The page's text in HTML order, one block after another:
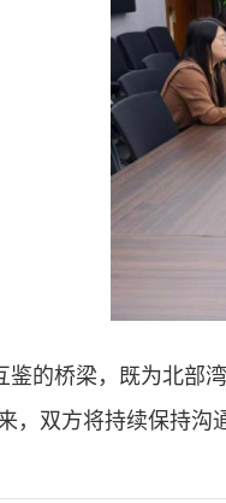
的桥梁，既为北部
，双方将持续保持沟